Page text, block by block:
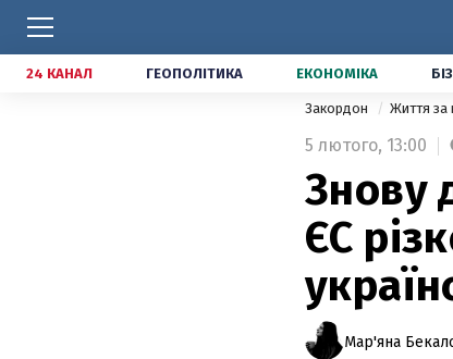
24 КАНАЛ ГЕОПОЛІТИКА ЕКОНОМІКА
Закордон Життя за
5 лютого, 13:00
Знову
ЄС
Мар'яна